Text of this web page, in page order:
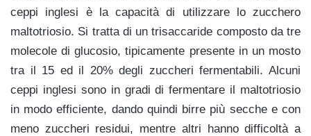
ceppi inglesi è la capacità di utilizzare lo zucchero
maltotriosio. Si tratta di un trisaccaride composto da tre
molecole di glucosio, tipicamente presente in un mosto
tra il 15 ed il 20% degli zuccheri fermentabili. Alcuni
ceppi inglesi sono in gradi di fermentare il maltotriosio
in modo efficiente, dando quindi birre più secche e con
meno zuccheri residui, mentre altri hanno difficoltà a